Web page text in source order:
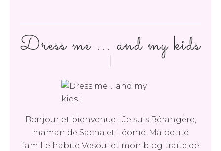
Dress me ... and my kids
!
Bonjour et bienvenue ! Je suis Bérangère,
maman de Sacha et Léonie. Ma petite
famille habite Vesoul et mon blog traite de